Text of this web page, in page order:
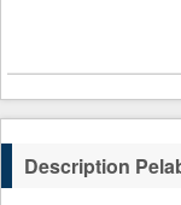
Description